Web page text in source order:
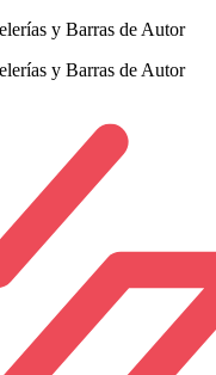
y Barras de Autor
y Barras de Autor